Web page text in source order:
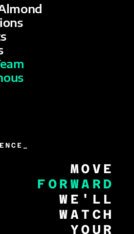
MOVE
FORWARD
WE'LL
WATCH
YOUR